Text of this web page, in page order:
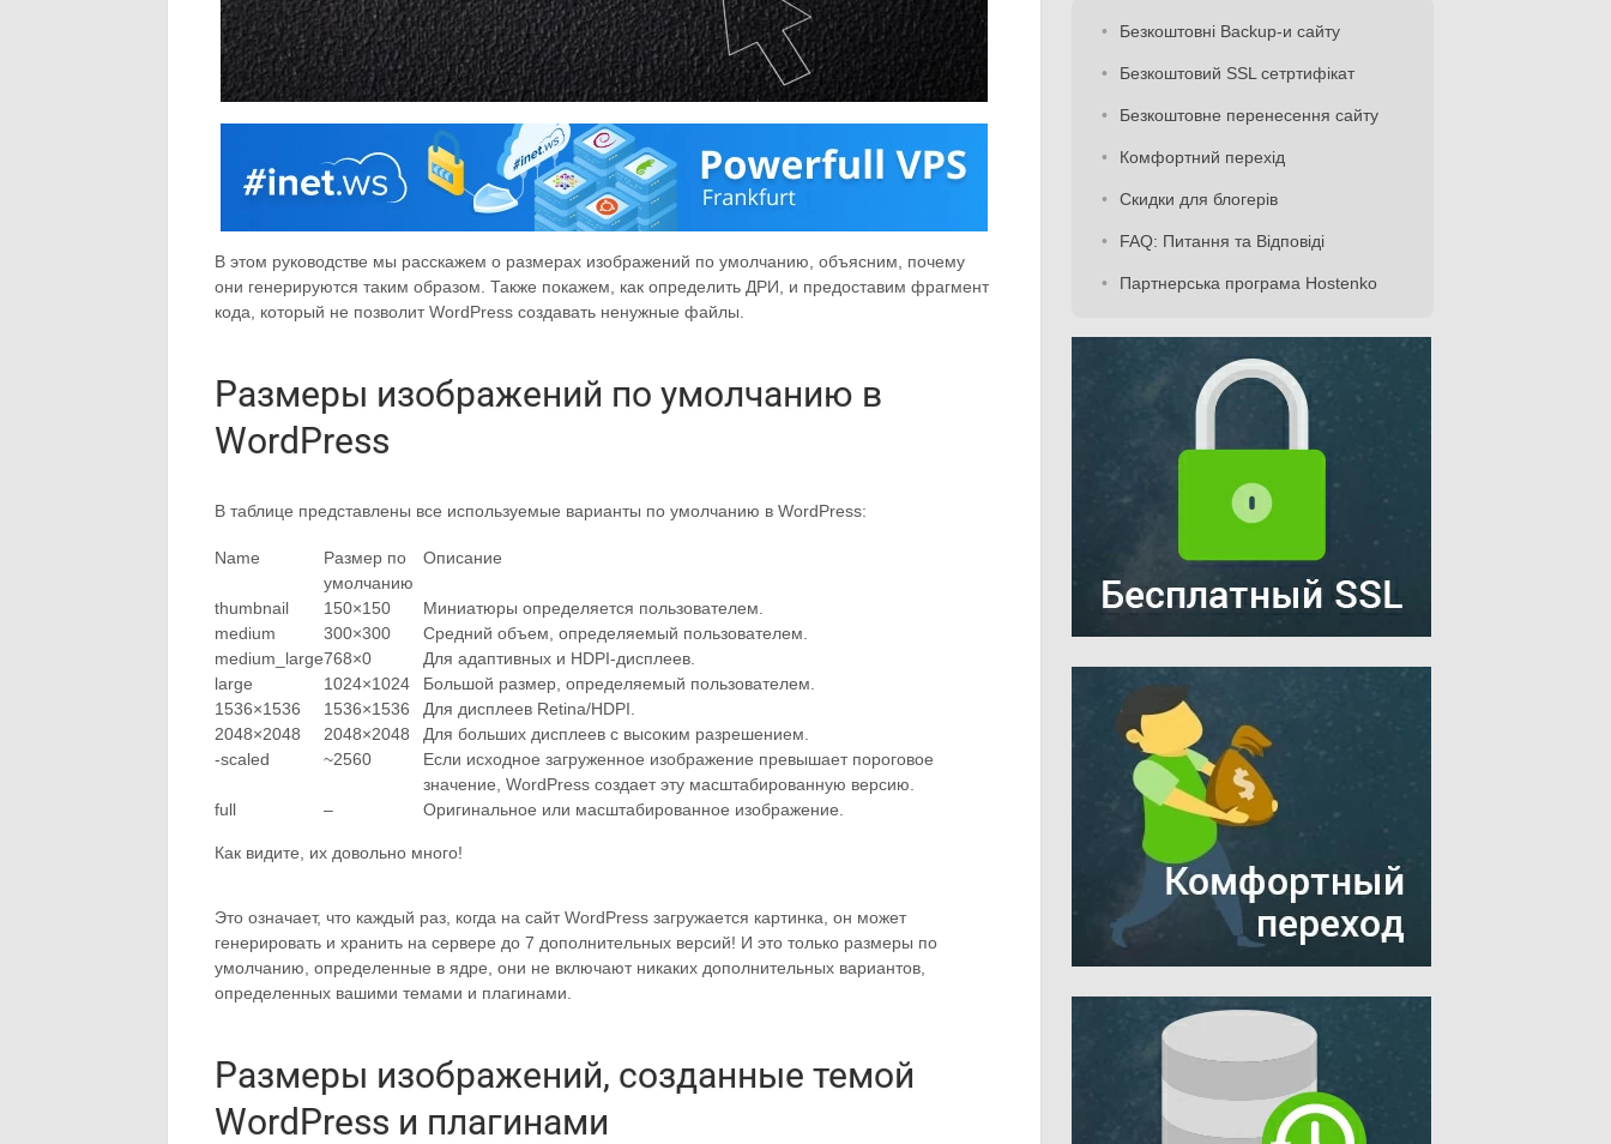
В этом руководстве мы расскажем о размерах изображений по умолчанию, объясним, почему
они генерируются таким образом. Также покажем, как определить ДРИ, и предоставим фрагмент
кода, который не позволит WordPress создавать ненужные файлы.
Размеры изображений по умолчанию в
WordPress
В таблице представлены все используемые варианты по умолчанию в WordPress:
Name
Размер по
умолчанию
Описание
thumbnail 150×150
Миниатюры определяется пользователем.
medium
300×300
Средний объем, определяемый пользователем.
medium_large768×0
Для адаптивных и HDPI-дисплеев.
large
1024×1024
Большой размер, определяемый пользователем.
1536×1536
1536×1536
Для дисплеев Retina/HDPI.
2048×2048
2048×2048
Для больших дисплеев с высоким разрешением.
-scaled
~2560
Если исходное загруженное изображение превышает пороговое
значение, WordPress создает эту масштабированную версию.
full
– Оригинальное или масштабированное изображение.
Как видите, их довольно много!
Это означает, что каждый раз, когда на сайт WordPress загружается картинка, он может
генерировать и хранить на сервере до 7 дополнительных версий! И это только размеры по
умолчанию, определенные в ядре, они не включают никаких дополнительных вариантов,
определенных вашими темами и плагинами.
Размеры изображений, созданные темой
WordPress и плагинами
Безкоштовні Backup-и сайту
Безкоштовий SSL сетртифікат
Безкоштовне перенесення сайту
Комфортний перехід
Скидки для блогерів
FAQ: Питання та Відповіді
Партнерська програма Hostenko